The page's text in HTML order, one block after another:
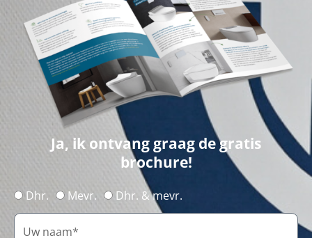
Ja, ik ontvang graag de gratis
brochure!
Dhr. Mevr. Dhr. & mevr.